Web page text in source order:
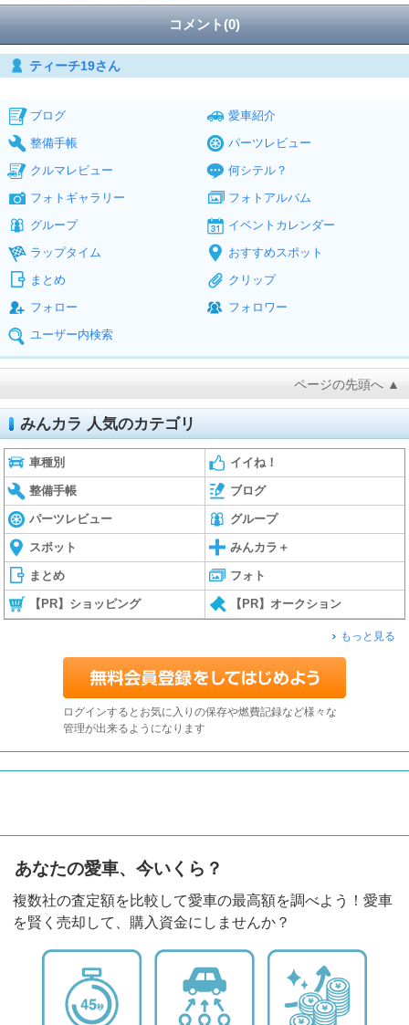
コメント(0)
ティーチ19さん
ブログ
愛車紹介
整備手帳
パーツレビュー
クルマレビュー
何シテル？
フォトギャラリー
フォトアルバム
グループ
イベントカレンダー
ラップタイム
おすすめスポット
まとめ
クリップ
フォロー
フォロワー
ユーザー内検索
ページの先頭へ ▲
みんカラ 人気のカテゴリ
車種別 イイね！
整備手帳 ブログ
パーツレビュー グループ
スポット みんカラ＋
まとめ フォト
【PR】ショッピング 【PR】オークション
もっと見る
ログインするとお気に入りの保存や燃費記録など様々な
管理が出来るようになります
あなたの愛車、今いくら？
複数社の査定額を比較して愛車の最高額を調べよう！愛車
を賢く売却して、購入資金にしませんか？